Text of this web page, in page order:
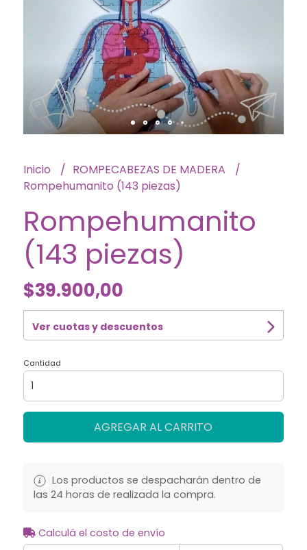
Inicio
ROMPECABEZAS DE MADERA
Rompehumanito (143 piezas)
Rompehumanito
(143 piezas)
$39.900,00
Ver cuotas y descuentos
Cantidad
AGREGAR AL CARRITO
Los productos se despacharán dentro de
las 24 horas de realizada la compra.
Calculá el costo de envío